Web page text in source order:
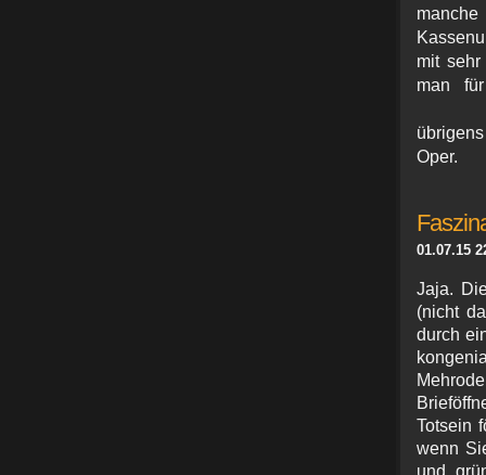
mit
man
Oper.
01.07.15
Jaja.
(nicht
durch
Totsein
wenn
und